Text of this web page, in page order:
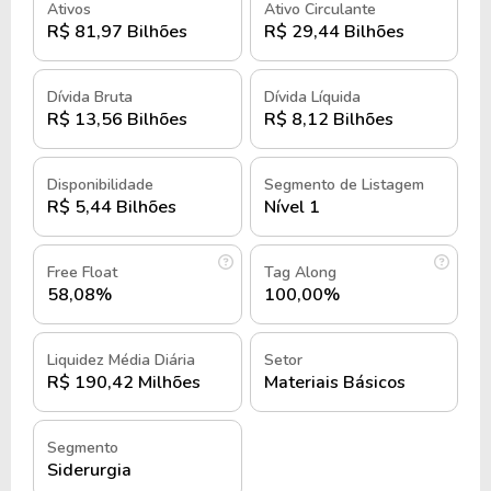
Em meados de 1981, a empresa iniciou o projeto de
internacionalização ao adquirir uma usina
siderúrgica no Uruguai. Em 1983, os filhos de Curt
assumiram a administração dos negócios da
companhia, cada qual no seu setor de atuação
especifico. Jorge, o primogênito de Curt, se tornou
o novo presidente da companhia.
Em 1989, a companhia deu início a fabricação de
aço no Canadá. Em 1992, deu início no Brasil, a
fabricação de aços especiais. Em 1999, a empresa
entrou para Bolsa de Valores de Nova York. Em
2004, começou a fabricar aço na Colômbia.
Em 2013, iniciou a fabricação de aços planos no
pais e em 2016 a fabricação de chapas grossas.
Ativos
R$ 81,97 Bilhões
Ativo Circulante
R$ 29,44 Bilhões
Dívida Bruta
R$ 13,56 Bilhões
Dívida Líquida
R$ 8,12 Bilhões
Disponibilidade
R$ 5,44 Bilhões
Segmento de Listagem
Nível 1
Free Float
58,08%
Tag Along
100,00%
Liquidez Média Diária
R$ 190,42 Milhões
Setor
Materiais Básicos
Segmento
Siderurgia